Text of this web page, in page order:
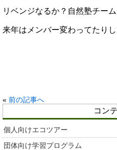
リベンジなるか？自然塾チー
来年はメンバー変わってたりし
« 前の記事へ
コン
個人向けエコツアー
団体向け学習プログラム